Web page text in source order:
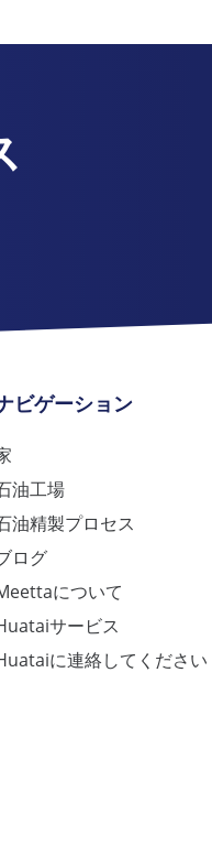
ビゲーション
油工場
油精製プロセス
ログ
について
サービス
に連絡してください